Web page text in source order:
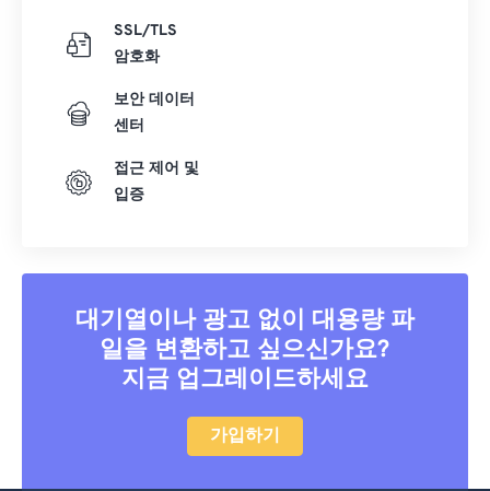
SSL/TLS
암호화
보안 데이터
센터
접근 제어 및
입증
대기열이나 광고 없이 대용량 파
일을 변환하고 싶으신가요?
지금 업그레이드하세요
가입하기